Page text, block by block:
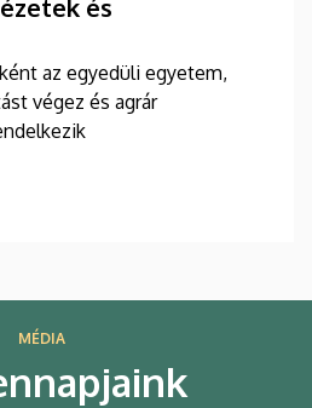
és
az egyedüli egyetem,
végez és agrár
MÉDIA